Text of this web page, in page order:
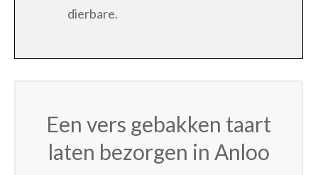
dierbare.
Een vers gebakken taart
laten bezorgen in Anloo